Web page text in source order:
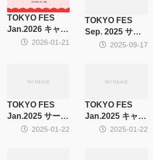
TOKYO FES
Jan.2026 キャ
ラ・CP別集計
2026-01-21
TOKYO FES
Sep. 2025 サー
クル集計2025-09-17
TOKYO FES
Jan.2025 サーク
ル集計 2025-01-22
TOKYO FES
Jan.2025 キャ
ラ・CP別集計
2025-01-22